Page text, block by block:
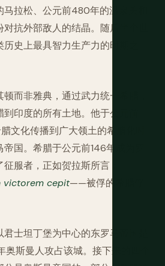
拉松、公元前480年的温泉关和
抗外部敌人的结晶。随后半个世
史上最具智力生产力的时期之
而非雅典，通过武力统一希腊，
印度的所有土地。他于公元前
文化传播到广大领土的希腊化时
国。希腊于公元前146年成为罗
服者，正如贺拉斯所言：
victorem cepit——被俘的希腊俘
士坦丁堡为中心的东罗马帝国是
斯曼人攻占该城。接下来的四个